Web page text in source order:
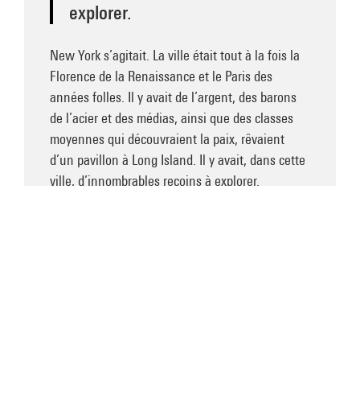
explorer.
New York s’agitait. La ville était tout à la fois la
Florence de la Renaissance et le Paris des
années folles. Il y avait de l’argent, des barons
de l’acier et des médias, ainsi que des classes
moyennes qui découvraient la paix, rêvaient
d’un pavillon à Long Island. Il y avait, dans cette
ville, d’innombrables recoins à explorer.